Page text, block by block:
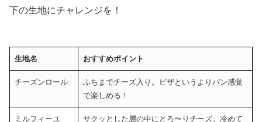
下の生地にチャレンジを！
生地名 おすすめポイント
チーズンロール
ふちまでチーズ入り。ピザというよりパン感覚
で楽しめる！
ミルフィーユ
サクッとした層の中にとろ〜りチーズ。冷めて